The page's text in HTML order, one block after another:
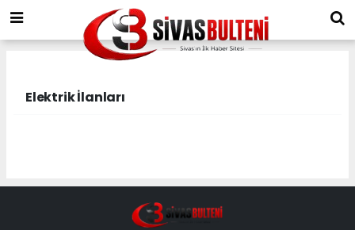
Elektrik İlanları